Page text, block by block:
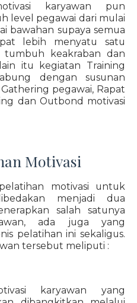
karyawan pun
level pegawai dari mulai
bawahan supaya semua
lebih menyatu satu
tumbuh keakraban dan
itu kegiatan Training
dengan susunan
pegawai, Rapat
dan Outbond motivasi
Motivasi
motivasi untuk
menjadi dua
salah satunya
ada juga yang
pelatihan ini sekaligus.
tersebut meliputi :
karyawan yang